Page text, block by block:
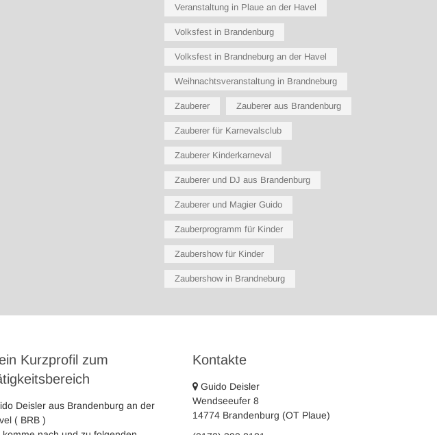
Veranstaltung in Plaue an der Havel
Volksfest in Brandenburg
Volksfest in Brandneburg an der Havel
Weihnachtsveranstaltung in Brandneburg
Zauberer Zauberer aus Brandenburg
Zauberer für Karnevalsclub
Zauberer Kinderkarneval
Zauberer und DJ aus Brandenburg
Zauberer und Magier Guido
Zauberprogramm für Kinder
Zaubershow für Kinder
Zaubershow in Brandneburg
Kurzprofil zum
Deisler aus Brandenburg an der
( BRB )
Kontakte
Guido Deisler
Wendseeufer 8
14774 Brandenburg (OT Plaue)